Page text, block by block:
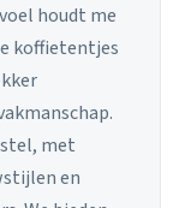
houdt me
koffietentjes
met
en